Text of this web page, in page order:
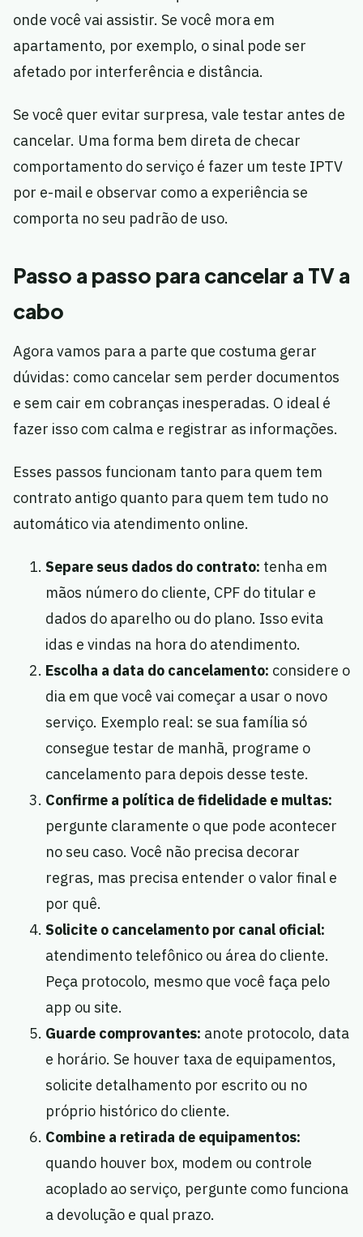
onde você vai assistir. Se você mora em
apartamento, por exemplo, o sinal pode ser
afetado por interferência e distância.
Se você quer evitar surpresa, vale testar antes de
cancelar. Uma forma bem direta de checar
comportamento do serviço é fazer um teste IPTV
por e-mail e observar como a experiência se
comporta no seu padrão de uso.
Passo a passo para cancelar a TV a
cabo
Agora vamos para a parte que costuma gerar
dúvidas: como cancelar sem perder documentos
e sem cair em cobranças inesperadas. O ideal é
fazer isso com calma e registrar as informações.
Esses passos funcionam tanto para quem tem
contrato antigo quanto para quem tem tudo no
automático via atendimento online.
Separe seus dados do contrato: tenha em
mãos número do cliente, CPF do titular e
dados do aparelho ou do plano. Isso evita
idas e vindas na hora do atendimento.
Escolha a data do cancelamento: considere o
dia em que você vai começar a usar o novo
serviço. Exemplo real: se sua família só
consegue testar de manhã, programe o
cancelamento para depois desse teste.
Confirme a política de fidelidade e multas:
pergunte claramente o que pode acontecer
no seu caso. Você não precisa decorar
regras, mas precisa entender o valor final e
por quê.
Solicite o cancelamento por canal oficial:
atendimento telefônico ou área do cliente.
Peça protocolo, mesmo que você faça pelo
app ou site.
Guarde comprovantes: anote protocolo, data
e horário. Se houver taxa de equipamentos,
solicite detalhamento por escrito ou no
próprio histórico do cliente.
Combine a retirada de equipamentos:
quando houver box, modem ou controle
acoplado ao serviço, pergunte como funciona
a devolução e qual prazo.